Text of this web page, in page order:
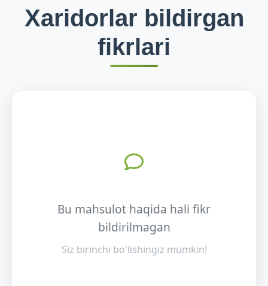
Xaridorlar bildirgan
fikrlari
Bu mahsulot haqida hali fikr
bildirilmagan
Siz birinchi bo'lishingiz mumkin!